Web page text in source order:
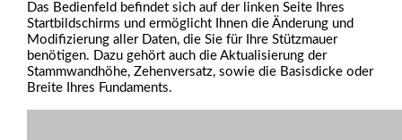
Das Bedienfeld befindet sich auf der linken Seite Ihres
Startbildschirms und ermöglicht Ihnen die Änderung und
Modifizierung aller Daten, die Sie für Ihre Stützmauer
benötigen. Dazu gehört auch die Aktualisierung der
Stammwandhöhe, Zehenversatz, sowie die Basisdicke oder
Breite Ihres Fundaments.